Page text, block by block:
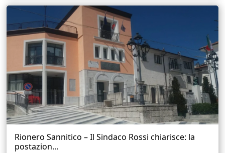
Rionero Sannitico – Il Sindaco Rossi chiarisce: la
postazion...